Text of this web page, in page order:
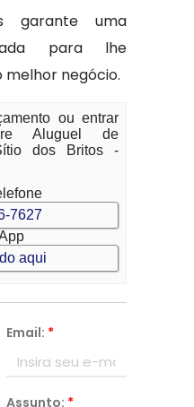
garante uma
para lhe
negócio.
ou entrar
Aluguel de
dos Britos -
7627
aqui
Email: *
Assunto: *